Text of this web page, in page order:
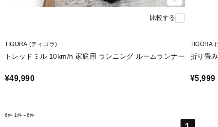
比較する
TIGORA (ティゴラ)
トレッドミル 10km/h 家庭用 ランニング ルームランナー
¥49,990
TIGORA
折り畳
¥5,999
6件 1件～6件